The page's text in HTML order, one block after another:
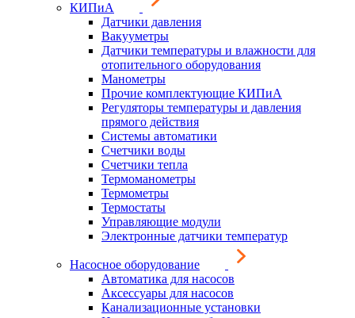
КИПиА
Датчики давления
Вакууметры
Датчики температуры и влажности для
отопительного оборудования
Манометры
Прочие комплектующие КИПиА
Регуляторы температуры и давления
прямого действия
Системы автоматики
Счетчики воды
Счетчики тепла
Термоманометры
Термометры
Термостаты
Управляющие модули
Электронные датчики температур
Насосное оборудование
Автоматика для насосов
Аксессуары для насосов
Канализационные установки